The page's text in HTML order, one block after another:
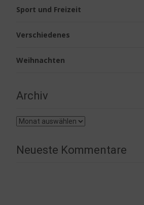
Sport und Freizeit
Verschiedenes
Weihnachten
Archiv
Archiv
Neueste Kommentare